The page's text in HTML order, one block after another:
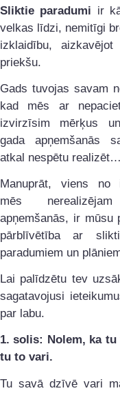
Sliktie paradumi ir
velkas līdzi, nemitīgi
izklaidību,
priekšu.
Gads tuvojas savam
kad mēs ar
izvirzīsim mērķus
gada apņemšanās
atkal nespētu realizēt…
Manuprāt, viens no
mēs
apņemšanās, ir mūsu
pārblīvētība ar
paradumiem un
Lai palīdzētu tev
sagatavojusi
par labu.
1. solis: Nolem, ka
tu to vari.
Tu savā dzīvē vari